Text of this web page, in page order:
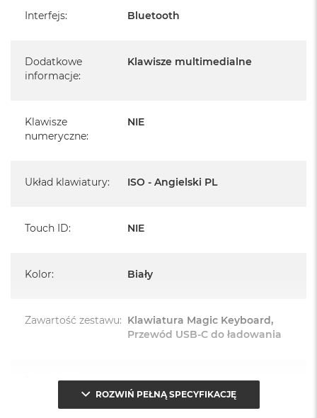
Interfejs: Bluetooth
Dodatkowe
informacje:
Klawisze multimedialne
Klawisze
numeryczne:
NIE
Układ klawiatury: ISO - Angielski PL
Touch ID: NIE
Kolor: Biały
Zawartość zestawu: Klawiatura Magic Keyboard,
Przewód USB‑C do ładowania
Szerokość: 27.89 cm
ROZWIŃ PEŁNĄ SPECYFIKACJĘ